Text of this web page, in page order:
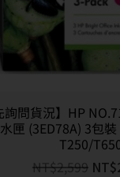
詢問貨況】HP
匣 (3ED78A) 3包
T250/
NT$2,599 NT$